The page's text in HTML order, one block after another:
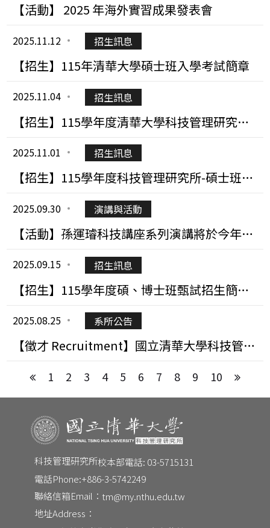
CONTACT
Email： tm@my.nthu.edu.tw
校本部電話：
【活動】 2025 年海外實習成果發表會
2025.11.12 招生訊息
【招生】115年清華大學碩士班入學考試簡章
2025.11.04 招生訊息
【招生】115學年度清華大學科技管理研究所-
博士班甄試初試合格名單及口試須知
2025.11.01 招生訊息
【招生】115學年度科技管理研究所-碩士班甄
試的初試合格名單與口試須知
2025.09.30 演講與活動
【活動】孫運璿科技講座系列演講將於今年
2025年10月23日開始
2025.09.15 招生訊息
【招生】115學年度碩、博士班甄試招生簡章
2025.08.25 系所公告
【徵才 Recruitment】國立清華大學科技管理
1 2 3 4 5 6 7 8 9 10
科技管理研究所校本部電話: 03-5715131
電話Phone:+886-3-5742249
聯絡信箱Email： tm@my.nthu.edu.tw
地址Address：